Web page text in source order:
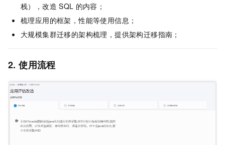
栈），改造 SQL 的内容；
梳理应用的框架，性能等使用信息；
大规模集群迁移的架构梳理，提供架构迁移指南；
2. 使用流程